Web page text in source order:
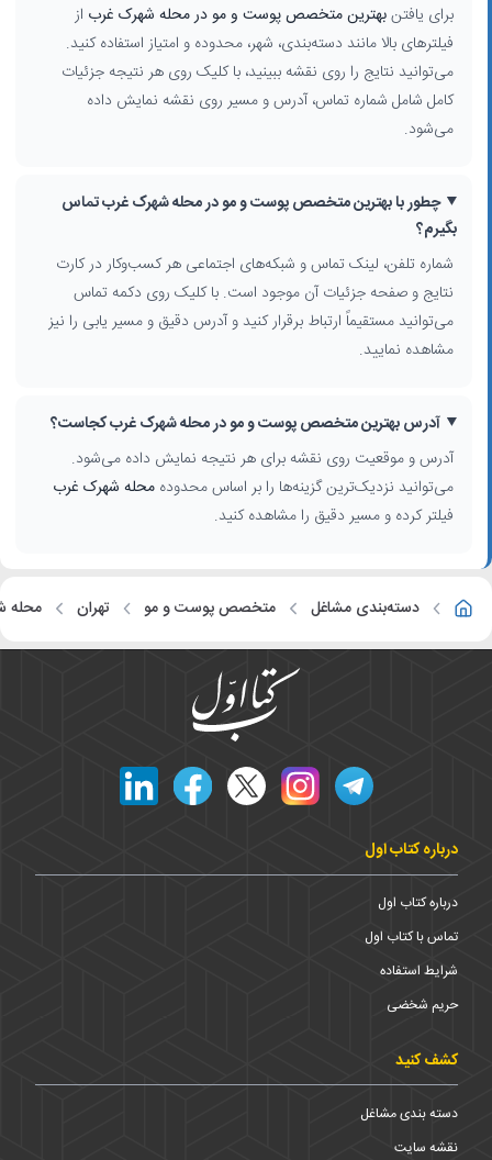
برای یافتنبهترین متخصص پوست و مو در محله شهرک غرب از
فیلترهای بالا مانند دسته‌بندی، شهر، محدوده و امتیاز استفاده کنید.
می‌توانید نتایج را روی نقشه ببینید، با کلیک روی هر نتیجه جزئیات
کامل شامل شماره تماس، آدرس و مسیر روی نقشه نمایش داده
می‌شود.
چطور با بهترین متخصص پوست و مو در محله شهرک غرب تماس
بگیرم؟
شماره تلفن، لینک تماس و شبکه‌های اجتماعی هر کسب‌وکار در کارت
نتایج و صفحه جزئیات آن موجود است. با کلیک روی دکمه تماس
می‌توانید مستقیماً ارتباط برقرار کنید و آدرس دقیق و مسیر یابی را نیز
مشاهده نمایید.
آدرس بهترین متخصص پوست و مو در محله شهرک غرب کجاست؟
آدرس و موقعیت روی نقشه برای هر نتیجه نمایش داده می‌شود.
می‌توانید نزدیک‌ترین گزینه‌ها را بر اساس محدودهمحله شهرک غرب
فیلتر کرده و مسیر دقیق را مشاهده کنید.
دسته‌بندی مشاغل متخصص پوست و مو تهران محله
درباره کتاب اول
درباره کتاب اول
تماس با کتاب اول
شرایط استفاده
حریم شخضی
کشف کنید
دسته بندی مشاغل
نقشه سایت